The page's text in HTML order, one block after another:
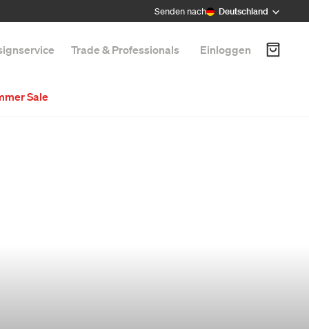
Senden nach Deutschland
Trade & Professionals Einloggen
Sale